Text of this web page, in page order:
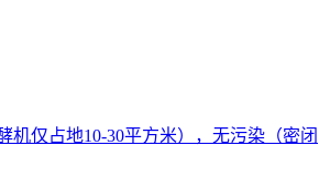
仅占地10-30平方米），无污染（密闭